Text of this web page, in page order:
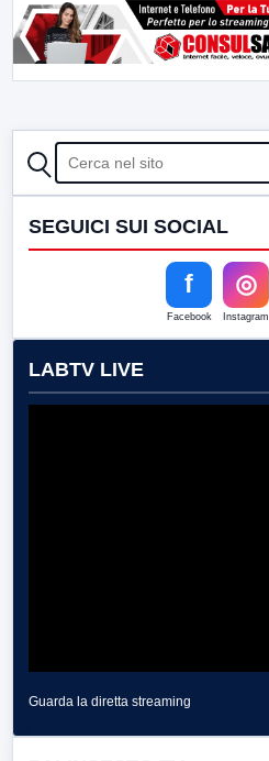
CERCA
SEGUICI SUI SOCIAL
f
Facebook
◎
Instagram
LABTV LIVE
Guarda la diretta streaming